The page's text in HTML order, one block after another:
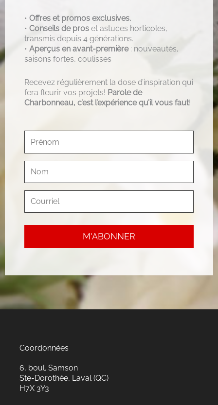
• Offres et promos exclusives.
• Conseils de pros et astuces horticoles,
transmis depuis 4 générations.
• Aperçus en avant-première: nouveautés,
saisons fortes, coulisses
Recevez régulièrement la dose d’inspiration qui
fera fleurir vos projets! Parole de
Charbonneau, c’est l’expérience qu’il vous faut!
Coordonnées
6, boul. Samson
Ste-Dorothée, Laval (QC)
H7X 3Y3